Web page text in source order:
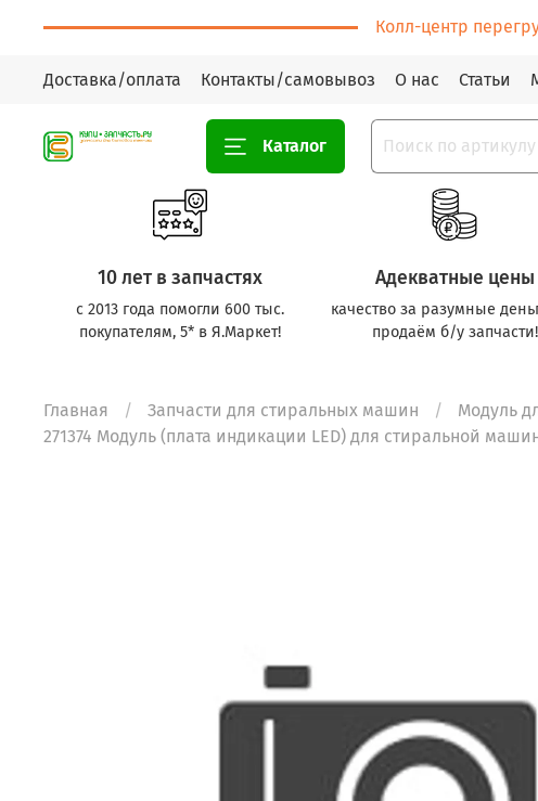
Колл-центр
Доставка/оплата Контакты/самовывоз О нас Статьи
Каталог
10 лет в запчастях
с 2013 года помогли 600 тыс.
покупателям, 5* в Я.Маркет!
Адекватные цены
качество за разумные
продаём б/у запчасти!
Главная Запчасти для стиральных машин
Модуль
271374 Модуль (плата индикации LED) для стиральной